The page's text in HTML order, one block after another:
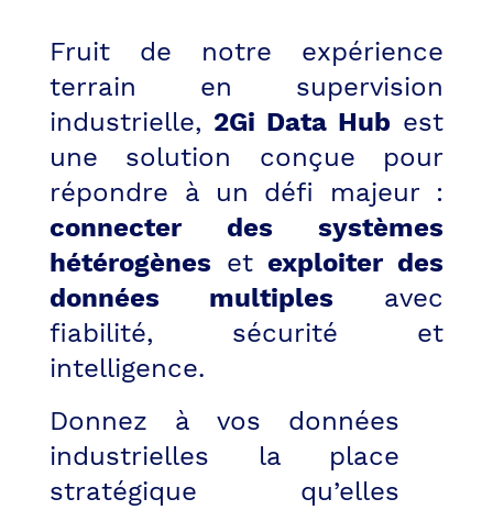
Fruit de notre expérience
terrain en supervision
industrielle, 2Gi Data Hub est
une solution conçue pour
répondre à un défi majeur :
connecter des systèmes
hétérogènes et exploiter des
données multiples avec
fiabilité, sécurité et
intelligence.
Donnez à vos données
industrielles la place
stratégique qu’elles